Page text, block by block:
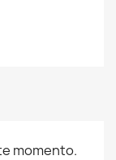
momento.